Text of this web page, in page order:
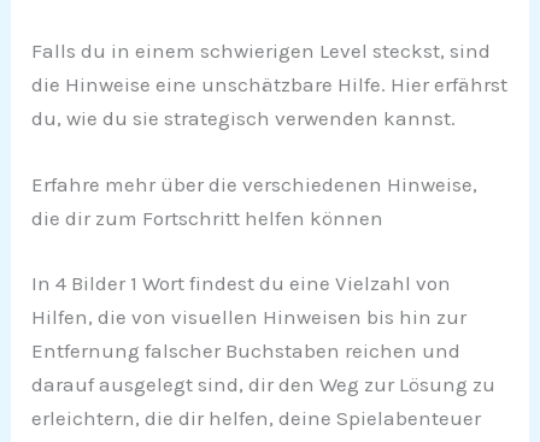
Falls du in einem schwierigen Level steckst, sind
die Hinweise eine unschätzbare Hilfe. Hier erfährst
du, wie du sie strategisch verwenden kannst.
Erfahre mehr über die verschiedenen Hinweise,
die dir zum Fortschritt helfen können
In 4 Bilder 1 Wort findest du eine Vielzahl von
Hilfen, die von visuellen Hinweisen bis hin zur
Entfernung falscher Buchstaben reichen und
darauf ausgelegt sind, dir den Weg zur Lösung zu
erleichtern, die dir helfen, deine Spielabenteuer